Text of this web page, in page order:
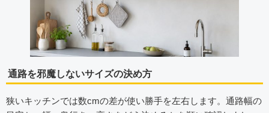
通路を邪魔しないサイズの決め方
狭いキッチンでは数cmの差が使い勝手を左右します。通路幅の